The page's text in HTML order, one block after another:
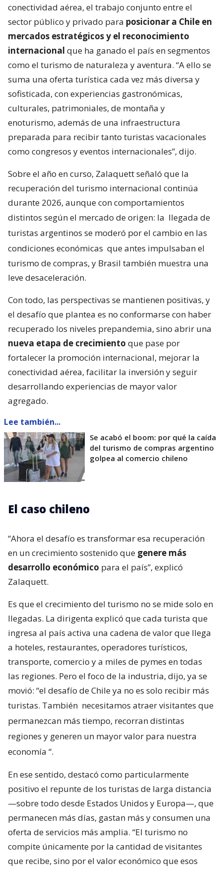
conectividad aérea, el trabajo conjunto entre el
sector público y privado para posicionar a Chile en
mercados estratégicos y el reconocimiento
internacional que ha ganado el país en segmentos
como el turismo de naturaleza y aventura. “A ello se
suma una oferta turística cada vez más diversa y
sofisticada, con experiencias gastronómicas,
culturales, patrimoniales, de montaña y
enoturismo, además de una infraestructura
preparada para recibir tanto turistas vacacionales
como congresos y eventos internacionales”, dijo.
Sobre el año en curso, Zalaquett señaló que la
recuperación del turismo internacional continúa
durante 2026, aunque con comportamientos
distintos según el mercado de origen: la llegada de
turistas argentinos se moderó por el cambio en las
condiciones económicas que antes impulsaban el
turismo de compras, y Brasil también muestra una
leve desaceleración.
Con todo, las perspectivas se mantienen positivas, y
el desafío que plantea es no conformarse con haber
recuperado los niveles prepandemia, sino abrir una
nueva etapa de crecimiento que pase por
fortalecer la promoción internacional, mejorar la
conectividad aérea, facilitar la inversión y seguir
desarrollando experiencias de mayor valor
agregado.
Lee también...
Se acabó el boom: por qué la caída
del turismo de compras argentino
golpea al comercio chileno
El caso chileno
“Ahora el desafío es transformar esa recuperación
en un crecimiento sostenido que genere más
desarrollo económico para el país”, explicó
Zalaquett.
Es que el crecimiento del turismo no se mide solo en
llegadas. La dirigenta explicó que cada turista que
ingresa al país activa una cadena de valor que llega
a hoteles, restaurantes, operadores turísticos,
transporte, comercio y a miles de pymes en todas
las regiones. Pero el foco de la industria, dijo, ya se
movió: “el desafío de Chile ya no es solo recibir más
turistas. También necesitamos atraer visitantes que
permanezcan más tiempo, recorran distintas
regiones y generen un mayor valor para nuestra
economía “.
En ese sentido, destacó como particularmente
positivo el repunte de los turistas de larga distancia
—sobre todo desde Estados Unidos y Europa—, que
permanecen más días, gastan más y consumen una
oferta de servicios más amplia. “El turismo no
compite únicamente por la cantidad de visitantes
que recibe, sino por el valor económico que esos